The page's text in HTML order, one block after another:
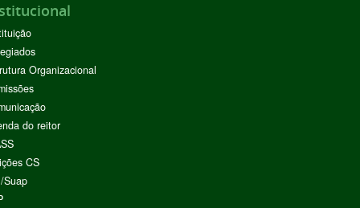
Organizacional
do reitor
CS
Suap